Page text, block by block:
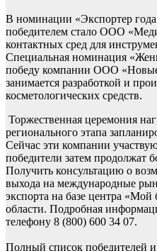
В номинации «Экспортер
победителем стало ООО
контактных сред для
Специальная номинация
победу компании ООО «Новые
занимается разработкой и
косметологических средств.
Торжественная церемония
регионального этапа
Сейчас эти компании
победители затем продолжат
Получить консультацию о
выхода на международные
экспорта на базе центра
области. Подробная
телефону 8 (800) 600 34 07.
Полный список победителей и